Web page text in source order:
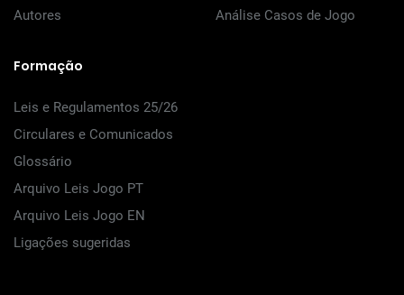
Autores
Análise Casos de Jogo
Formação
Leis e Regulamentos 25/26
Circulares e Comunicados
Glossário
Arquivo Leis Jogo PT
Arquivo Leis Jogo EN
Ligações sugeridas